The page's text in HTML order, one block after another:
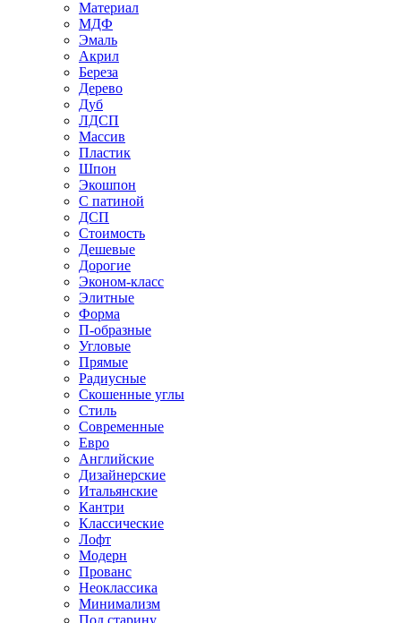
Материал
МДФ
Эмаль
Акрил
Береза
Дерево
Дуб
ЛДСП
Массив
Пластик
Шпон
Экошпон
С патиной
ДСП
Стоимость
Дешевые
Дорогие
Эконом-класс
Элитные
Форма
П-образные
Угловые
Прямые
Радиусные
Скошенные углы
Стиль
Современные
Евро
Английские
Дизайнерские
Итальянские
Кантри
Классические
Лофт
Модерн
Прованс
Неоклассика
Минимализм
Под старину